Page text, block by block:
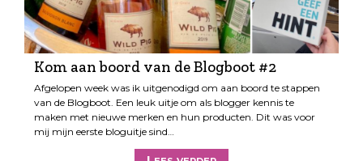
Kom aan boord van de Blogboot #2
Afgelopen week was ik uitgenodigd om aan boord te stappen
van de Blogboot. Een leuk uitje om als blogger kennis te
maken met nieuwe merken en hun producten. Dit was voor
mij mijn eerste bloguitje sind…